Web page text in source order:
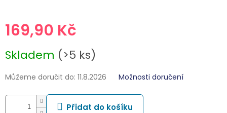
169,90 Kč
cena:
Skladem (>5 ks)
Můžeme doručit do: 11.8.2026 Možnosti doručení
Přidat do košíku